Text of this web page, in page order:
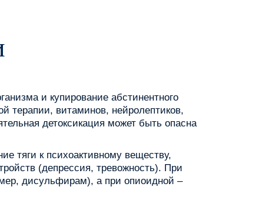
и купирование абстинентного
терапии, витаминов, нейролептиков,
детоксикация может быть опасна
тяги к психоактивному веществу,
(депрессия, тревожность). При
дисульфирам), а при опиоидной –